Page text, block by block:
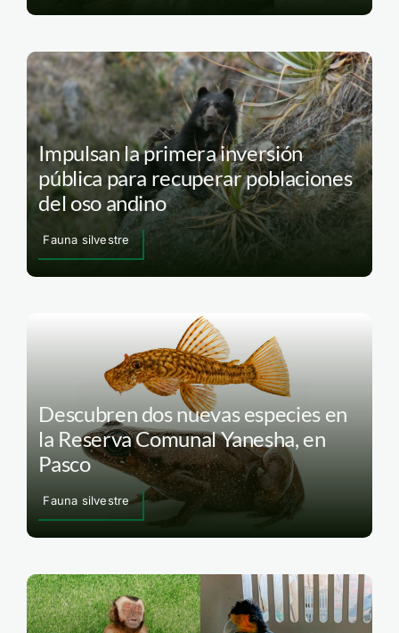
Impulsan la primera inversión
pública para recuperar poblaciones
del oso andino
Fauna silvestre
Descubren dos nuevas especies en
la Reserva Comunal Yanesha, en
Pasco
Fauna silvestre